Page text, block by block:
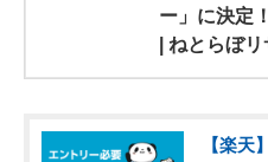
ー」に決定
| ねとらぼ
【楽天